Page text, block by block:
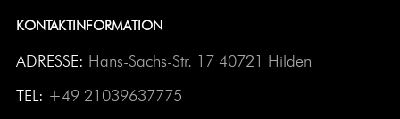
KONTAKTINFORMATION
ADRESSE: Hans-Sachs-Str. 17 40721 Hilden
TEL: +49 21039637775